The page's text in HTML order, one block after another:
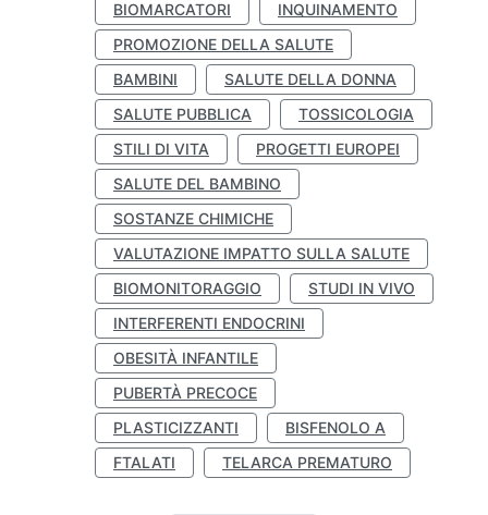
BIOMARCATORI
INQUINAMENTO
PROMOZIONE DELLA SALUTE
BAMBINI
SALUTE DELLA DONNA
SALUTE PUBBLICA
TOSSICOLOGIA
STILI DI VITA
PROGETTI EUROPEI
SALUTE DEL BAMBINO
SOSTANZE CHIMICHE
VALUTAZIONE IMPATTO SULLA SALUTE
BIOMONITORAGGIO
STUDI IN VIVO
INTERFERENTI ENDOCRINI
OBESITÀ INFANTILE
PUBERTÀ PRECOCE
PLASTICIZZANTI
BISFENOLO A
FTALATI
TELARCA PREMATURO